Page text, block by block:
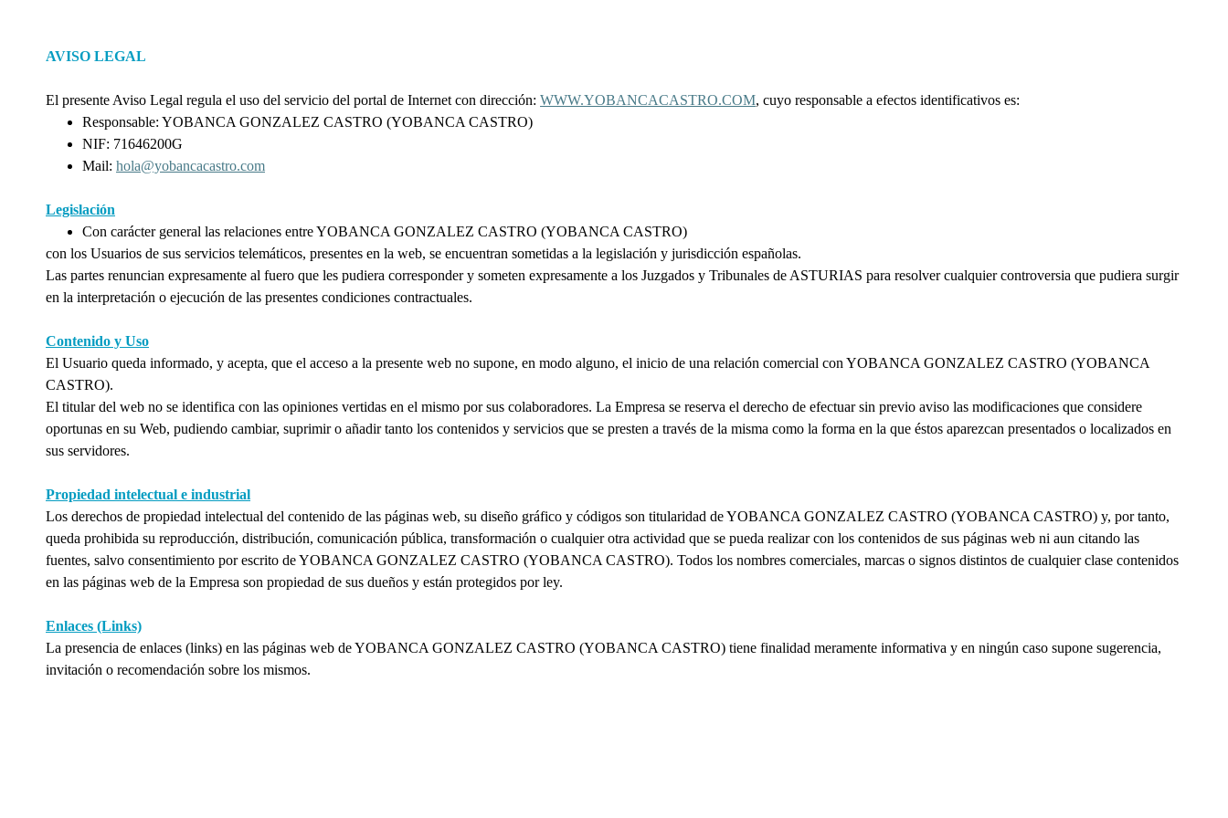
AVISO LEGAL
El presente Aviso Legal regula el uso del servicio del portal de Internet con dirección: WWW.YOBANCACASTRO.COM, cuyo responsable a efectos identificativos es:
Responsable: YOBANCA GONZALEZ CASTRO (YOBANCA CASTRO)
NIF: 71646200G
Mail: hola@yobancacastro.com
Legislación
Con carácter general las relaciones entre YOBANCA GONZALEZ CASTRO (YOBANCA CASTRO)
con los Usuarios de sus servicios telemáticos, presentes en la web, se encuentran sometidas a la legislación y jurisdicción españolas.
Las partes renuncian expresamente al fuero que les pudiera corresponder y someten expresamente a los Juzgados y Tribunales de ASTURIAS para resolver cualquier controversia que pudiera surgir
en la interpretación o ejecución de las presentes condiciones contractuales.
Contenido y Uso
El Usuario queda informado, y acepta, que el acceso a la presente web no supone, en modo alguno, el inicio de una relación comercial con YOBANCA GONZALEZ CASTRO (YOBANCA
CASTRO).
El titular del web no se identifica con las opiniones vertidas en el mismo por sus colaboradores. La Empresa se reserva el derecho de efectuar sin previo aviso las modificaciones que considere
oportunas en su Web, pudiendo cambiar, suprimir o añadir tanto los contenidos y servicios que se presten a través de la misma como la forma en la que éstos aparezcan presentados o localizados en
sus servidores.
Propiedad intelectual e industrial
Los derechos de propiedad intelectual del contenido de las páginas web, su diseño gráfico y códigos son titularidad de YOBANCA GONZALEZ CASTRO (YOBANCA CASTRO) y, por tanto,
queda prohibida su reproducción, distribución, comunicación pública, transformación o cualquier otra actividad que se pueda realizar con los contenidos de sus páginas web ni aun citando las
fuentes, salvo consentimiento por escrito de YOBANCA GONZALEZ CASTRO (YOBANCA CASTRO). Todos los nombres comerciales, marcas o signos distintos de cualquier clase contenidos
en las páginas web de la Empresa son propiedad de sus dueños y están protegidos por ley.
Enlaces (Links)
La presencia de enlaces (links) en las páginas web de YOBANCA GONZALEZ CASTRO (YOBANCA CASTRO) tiene finalidad meramente informativa y en ningún caso supone sugerencia,
invitación o recomendación sobre los mismos.